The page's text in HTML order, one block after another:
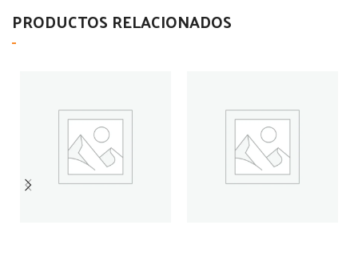
PRODUCTOS RELACIONADOS